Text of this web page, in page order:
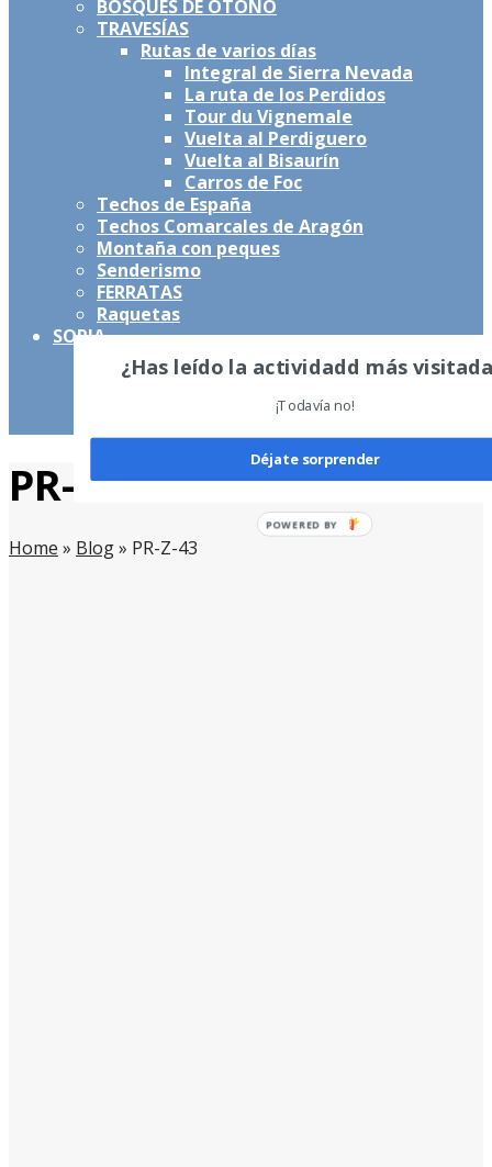
BOSQUES DE OTOÑO
TRAVESÍAS
Rutas de varios días
Integral de Sierra Nevada
La ruta de los Perdidos
Tour du Vignemale
Vuelta al Perdiguero
Vuelta al Bisaurín
Carros de Foc
Techos de España
Techos Comarcales de Aragón
Montaña con peques
Senderismo
FERRATAS
Raquetas
SORIA
2000’s en Soria
BTT por Soria
Senderismo por Soria
PR-Z-43
Home » Blog» PR-Z-43
¿Has leído la actividadd más
¡Todavía no!
Déjate sorprender